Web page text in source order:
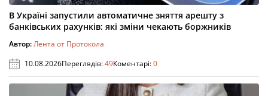
В Україні запустили автоматичне зняття арешту з
банківських рахунків: які зміни чекають боржників
Автор:Лента от Протокола
10.08.2026Переглядів:49Коментарі:0